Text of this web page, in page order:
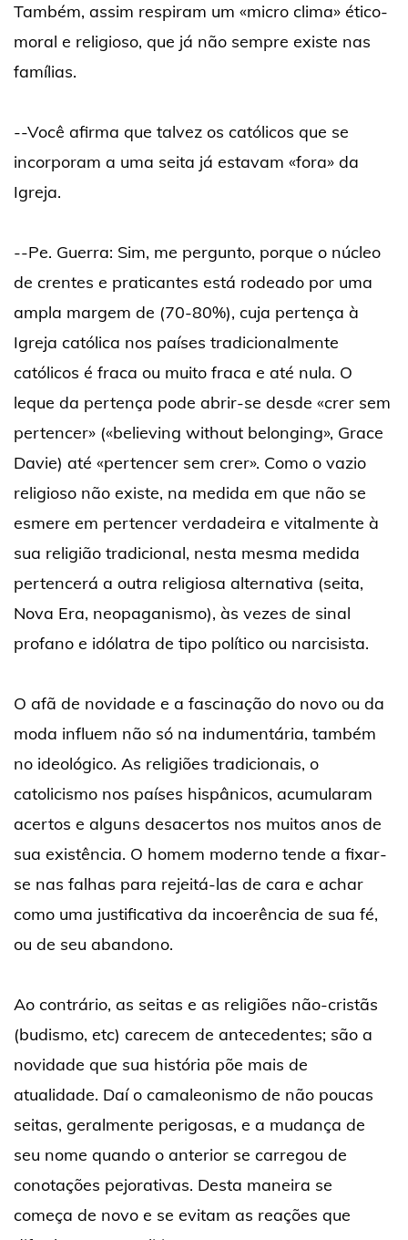
Também, assim respiram um «micro clima» ético-
moral e religioso, que já não sempre existe nas
famílias.
--Você afirma que talvez os católicos que se
incorporam a uma seita já estavam «fora» da
Igreja.
--Pe. Guerra: Sim, me pergunto, porque o núcleo
de crentes e praticantes está rodeado por uma
ampla margem de (70-80%), cuja pertença à
Igreja católica nos países tradicionalmente
católicos é fraca ou muito fraca e até nula. O
leque da pertença pode abrir-se desde «crer sem
pertencer» («believing without belonging», Grace
Davie) até «pertencer sem crer». Como o vazio
religioso não existe, na medida em que não se
esmere em pertencer verdadeira e vitalmente à
sua religião tradicional, nesta mesma medida
pertencerá a outra religiosa alternativa (seita,
Nova Era, neopaganismo), às vezes de sinal
profano e idólatra de tipo político ou narcisista.
O afã de novidade e a fascinação do novo ou da
moda influem não só na indumentária, também
no ideológico. As religiões tradicionais, o
catolicismo nos países hispânicos, acumularam
acertos e alguns desacertos nos muitos anos de
sua existência. O homem moderno tende a fixar-
se nas falhas para rejeitá-las de cara e achar
como uma justificativa da incoerência de sua fé,
ou de seu abandono.
Ao contrário, as seitas e as religiões não-cristãs
(budismo, etc) carecem de antecedentes; são a
novidade que sua história põe mais de
atualidade. Daí o camaleonismo de não poucas
seitas, geralmente perigosas, e a mudança de
seu nome quando o anterior se carregou de
conotações pejorativas. Desta maneira se
começa de novo e se evitam as reações que